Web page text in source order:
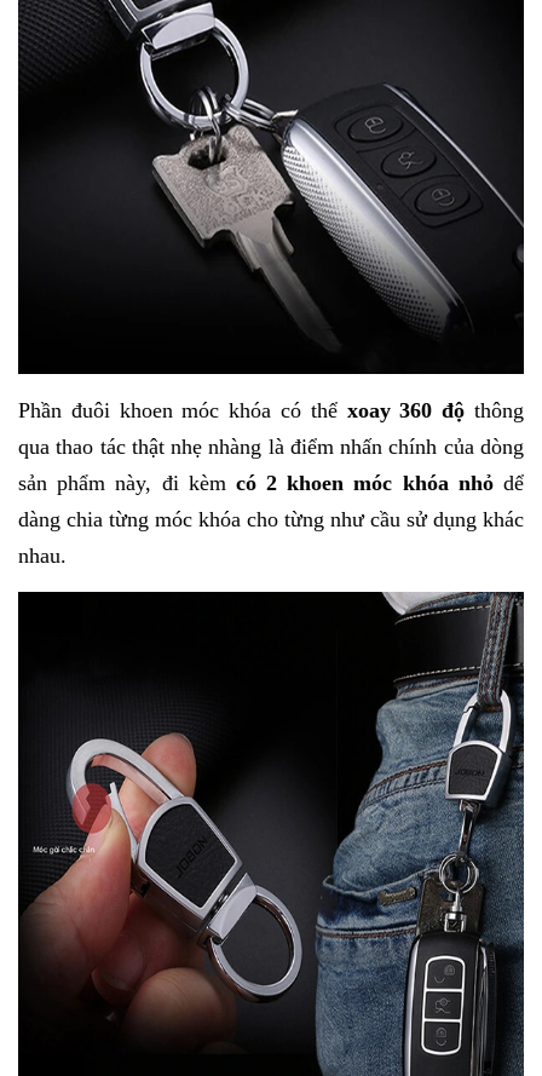
Phần đuôi khoen móc khóa có thểxoay 360 độ thông
qua thao tác thật nhẹ nhàng là điểm nhấn chính của dòng
sản phẩm này, đi kèm có 2 khoen móc khóa nhỏdể
dàng chia từng móc khóa cho từng như cầu sử dụng khác
nhau.